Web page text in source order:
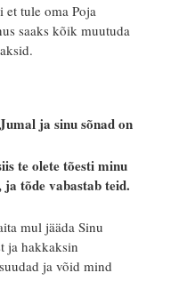
et tule oma Poja
saaks kõik muutuda
ja sinu sõnad on
te olete tõesti minu
tõde vabastab teid.
mul jääda Sinu
ja hakkaksin
ja võid mind